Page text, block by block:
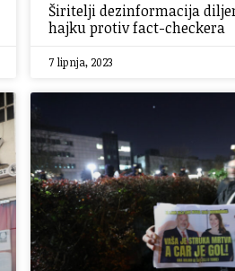
Širitelji dezinformacija
hajku protiv fact-checkera
7 lipnja, 2023